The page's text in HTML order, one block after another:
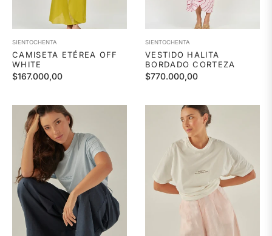
SIENTOCHENTA
CAMISETA ETÉREA OFF
WHITE
Precio
$167.000,00
SIENTOCHENTA
VESTIDO HALITA
BORDADO CORTEZA
Precio
$770.000,00